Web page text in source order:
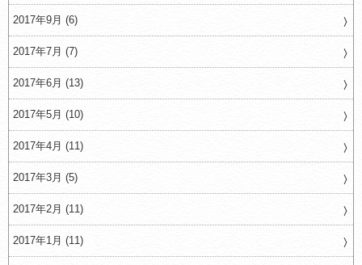
2017年9月 (6)
2017年7月 (7)
2017年6月 (13)
2017年5月 (10)
2017年4月 (11)
2017年3月 (5)
2017年2月 (11)
2017年1月 (11)